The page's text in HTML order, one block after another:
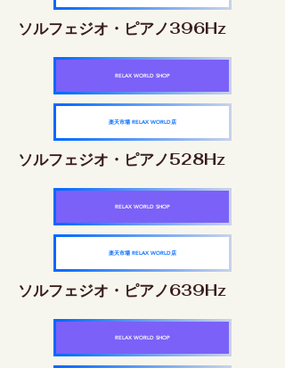
ソルフェジオ・ピアノ396Hz
RELAX WORLD SHOP
楽天市場 RELAX WORLD店
ソルフェジオ・ピアノ528Hz
RELAX WORLD SHOP
楽天市場 RELAX WORLD店
ソルフェジオ・ピアノ639Hz
RELAX WORLD SHOP